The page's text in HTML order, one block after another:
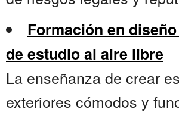
Formación en
de estudio al aire libre
La enseñanza de crear
exteriores cómodos y